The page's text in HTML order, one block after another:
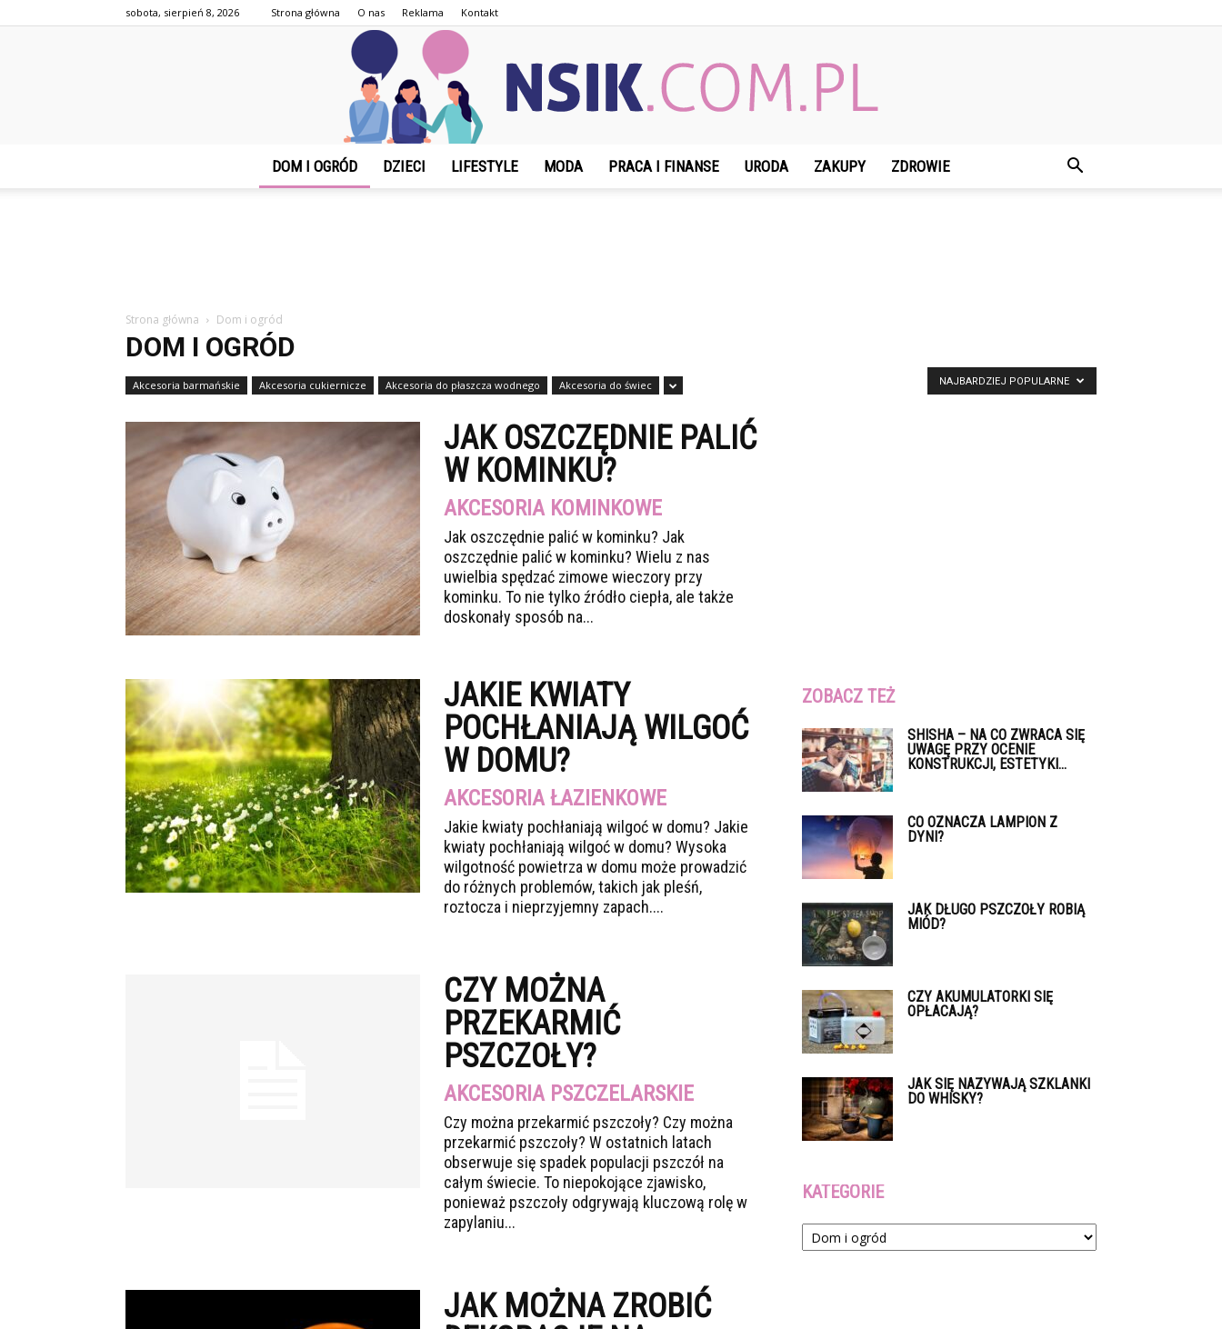
sobota, sierpień 8, 2026 Strona główna O nas Reklama Kontakt
DOM I OGRÓD DZIECI LIFESTYLE MODA PRACA I FINANSE URODA ZAKUPY ZDROWIE
Strona główna Dom i ogród
DOM I OGRÓD
Akcesoria barmańskie Akcesoria cukiernicze Akcesoria do płaszcza wodnego Akcesoria do świec NAJBARDZIEJ POPULARNE
JAK OSZCZĘDNIE PALIĆ
W KOMINKU?
AKCESORIA KOMINKOWE
Jak oszczędnie palić w kominku? Jak
oszczędnie palić w kominku? Wielu z nas
uwielbia spędzać zimowe wieczory przy
kominku. To nie tylko źródło ciepła, ale także
doskonały sposób na...
JAKIE KWIATY
POCHŁANIAJĄ WILGOĆ
W DOMU?
AKCESORIA ŁAZIENKOWE
Jakie kwiaty pochłaniają wilgoć w domu? Jakie
kwiaty pochłaniają wilgoć w domu? Wysoka
wilgotność powietrza w domu może prowadzić
do różnych problemów, takich jak pleśń,
roztocza i nieprzyjemny zapach....
CZY MOŻNA
PRZEKARMIĆ
PSZCZOŁY?
AKCESORIA PSZCZELARSKIE
Czy można przekarmić pszczoły? Czy można
przekarmić pszczoły? W ostatnich latach
obserwuje się spadek populacji pszczół na
całym świecie. To niepokojące zjawisko,
ponieważ pszczoły odgrywają kluczową rolę w
zapylaniu...
JAK MOŻNA ZROBIĆ
ZOBACZ TEŻ
SHISHA – NA CO ZWRACA SIĘ
UWAGĘ PRZY OCENIE
KONSTRUKCJI, ESTETYKI...
CO OZNACZA LAMPION Z
DYNI?
JAK DŁUGO PSZCZOŁY ROBIĄ
MIÓD?
CZY AKUMULATORKI SIĘ
OPŁACAJĄ?
JAK SIĘ NAZYWAJĄ SZKLANKI
DO WHISKY?
KATEGORIE
Kategorie